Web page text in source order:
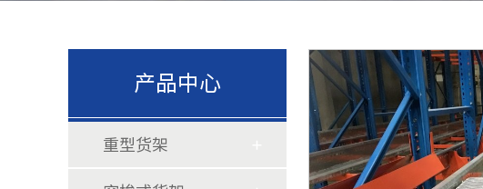
产品中心
重型货架